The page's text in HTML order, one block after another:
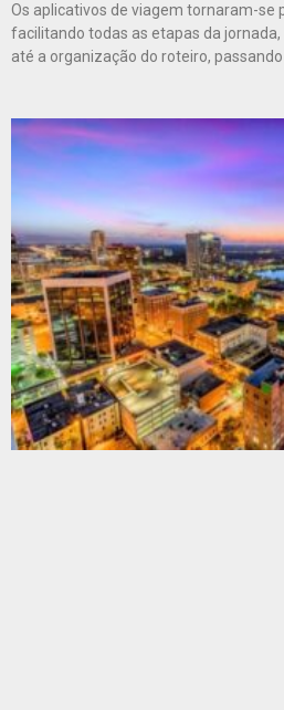
Os aplicativos de viagem tornaram-se
facilitando todas as etapas da
até a organização do roteiro,